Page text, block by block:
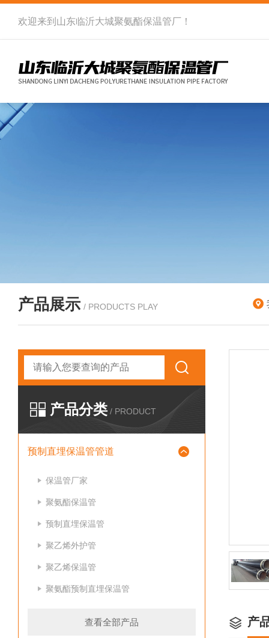
欢迎来到 山东临沂大城聚氨酯保温管厂 ！
产品展示 / PRODUCTS PLAY
产品分类 / PRODUCT
预制直埋保温管管道
保温管厂家
聚氨酯保温管
预制直埋保温管
聚乙烯外护管
聚乙烯保温管
聚氨酯预制直埋保温管
查看全部产品 产